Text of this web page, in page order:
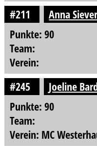
#211
Anna
Punkte: 90
Team:
Verein:
#245
Joeline
Punkte: 90
Team:
Verein: MC